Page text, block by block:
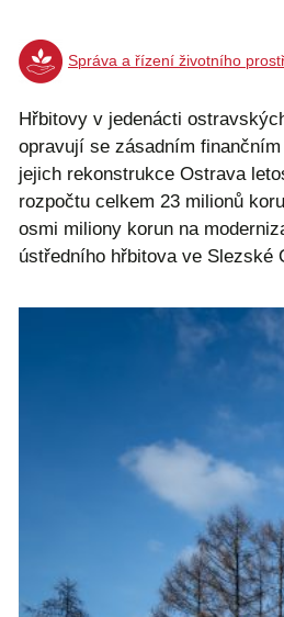
Správa a řízení životního
Hřbitovy v jedenácti
opravují se zásadním
jejich rekonstrukce Ostrava
rozpočtu celkem 23 milionů
osmi miliony korun na
ústředního hřbitova ve Slezské